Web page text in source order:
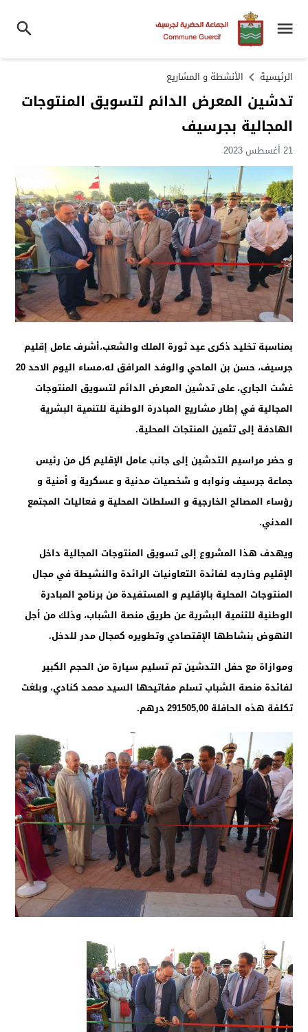
الرئيسية الأنشطة و المشاريع
تدشين المعرض الدائم لتسويق المنتوجات
المجالية بجرسيف
21 أغسطس 2023
بمناسبة تخليد ذكرى عيد ثورة الملك والشعب،أشرف عامل إقليم
جرسيف، حسن بن الماحي والوفد المرافق له،مساء اليوم الاحد 20
غشت الجاري، على تدشين المعرض الدائم لتسويق المنتوجات
المجالية في إطار مشاريع المبادرة الوطنية للتنمية البشرية
الهادفة إلى تثمين المنتجات المحلية.
و حضر مراسيم التدشين إلى جانب عامل الإقليم كل من رئيس
جماعة جرسيف ونوابه و شخصيات مدنية و عسكرية و أمنية و
رؤساء المصالح الخارجية و السلطات المحلية و فعاليات المجتمع
المدني.
ويهدف هذا المشروع إلى تسويق المنتوجات المجالية داخل
الإقليم وخارجه لفائدة التعاونيات الرائدة والنشيطة في مجال
المنتوجات المحلية بالإقليم و المستفيدة من برنامج المبادرة
الوطنية للتنمية البشرية عن طريق منصة الشباب، وذلك من أجل
النهوض بنشاطها الإقتصادي وتطويره كمجال مدر للدخل.
وموازاة مع حفل التدشين تم تسليم سيارة من الحجم الكبير
لفائدة منصة الشباب تسلم مفاتيحها السيد محمد كنادي، وبلغت
تكلفة هذه الحافلة 291505,00 درهم.